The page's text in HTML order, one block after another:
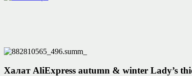
Халат AliExpress autumn & winter Lady’s